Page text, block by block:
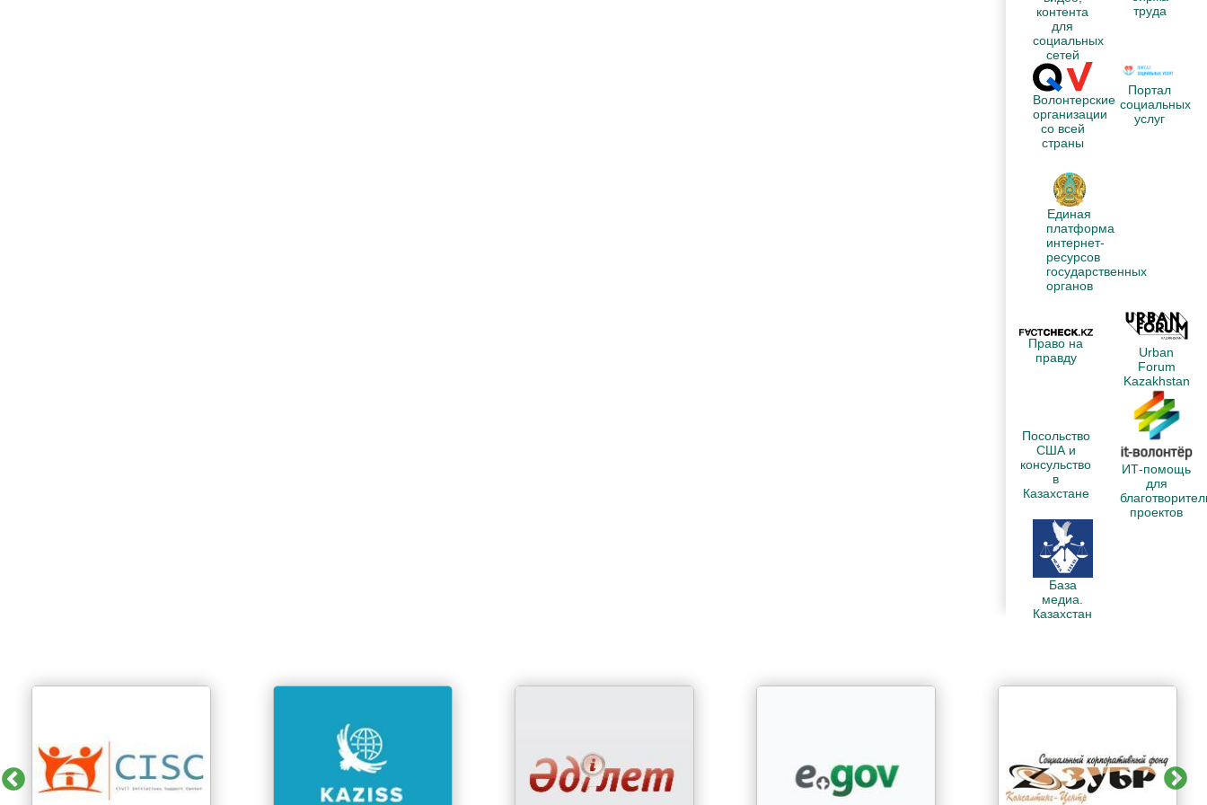
контента
для
социальных
сетей
труда
Волонтерские
организации
со всей
страны
Портал
социальных
услуг
Единая
платформа
интернет-
ресурсов
государственных
органов
Право на
правду
Urban
Forum
Kazakhstan
Посольство
США и
консульство
в
Казахстане
ИТ-помощь
для
проектов
База
медиа.
Казахстан
Previous